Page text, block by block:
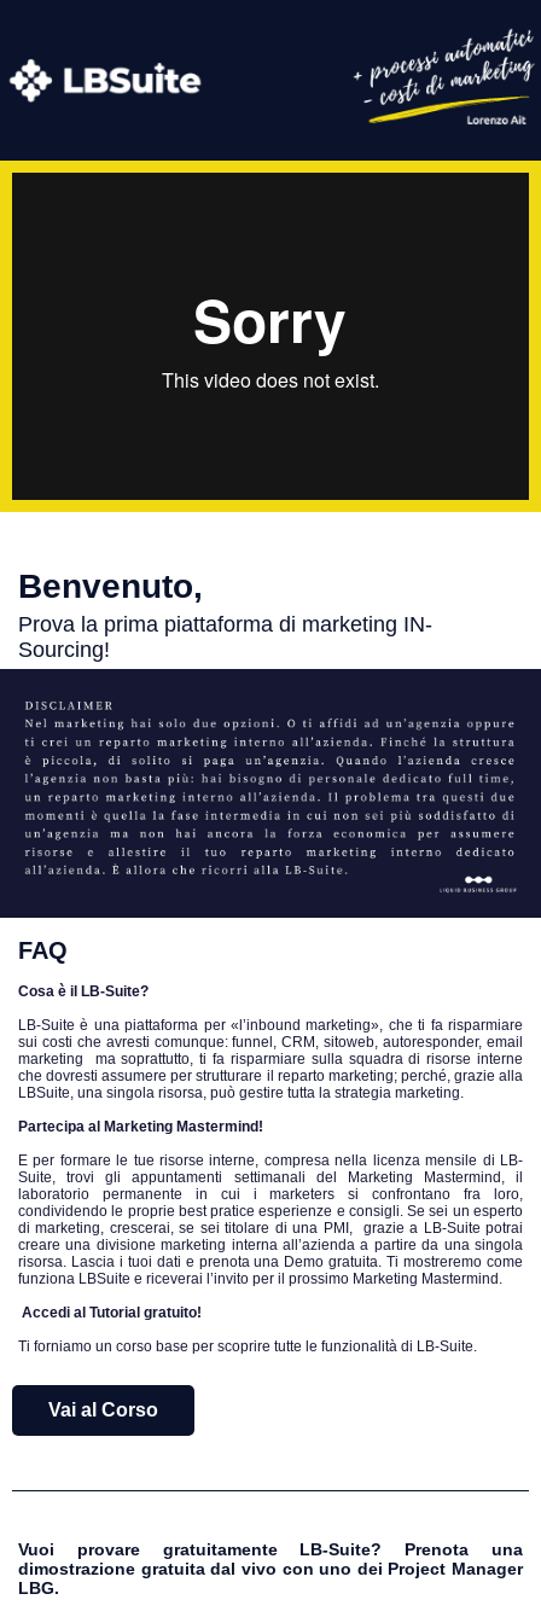
Benvenuto,
Prova la prima piattaforma di marketing IN-
Sourcing!
FAQ
Cosa è il LB-Suite?
LB-Suite è una piattaforma per «l’inbound marketing», che ti fa risparmiare
sui costi che avresti comunque: funnel, CRM, sitoweb, autoresponder, email
marketing ma soprattutto, ti fa risparmiare sulla squadra di risorse interne
che dovresti assumere per strutturare il reparto marketing; perché, grazie alla
LBSuite, una singola risorsa, può gestire tutta la strategia marketing.
Partecipa al Marketing Mastermind!
E per formare le tue risorse interne, compresa nella licenza mensile di LB-
Suite, trovi gli appuntamenti settimanali del Marketing Mastermind, il
laboratorio permanente in cui i marketers si confrontano fra loro,
condividendo le proprie best pratice esperienze e consigli. Se sei un esperto
di marketing, crescerai, se sei titolare di una PMI, grazie a LB-Suite potrai
creare una divisione marketing interna all’azienda a partire da una singola
risorsa. Lascia i tuoi dati e prenota una Demo gratuita. Ti mostreremo come
funziona LBSuite e riceverai l’invito per il prossimo Marketing Mastermind.
Accedi al Tutorial gratuito!
Ti forniamo un corso base per scoprire tutte le funzionalità di LB-Suite.
Vai al Corso
Vuoi provare gratuitamente LB-Suite? Prenota una
dimostrazione gratuita dal vivo con uno dei Project Manager
LBG.